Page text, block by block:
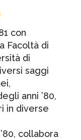
con
Facoltà di
di
saggi
anni ’80,
in diverse
collabora